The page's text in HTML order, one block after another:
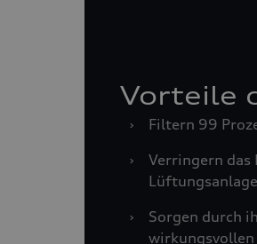
Vorteile
›
Filtern 99
›
Verringern das
›
Sorgen durch